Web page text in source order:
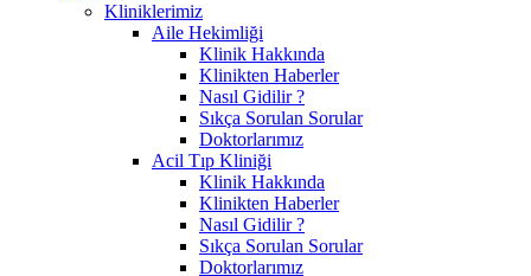
Kliniklerimiz
Aile Hekimliği
Klinik Hakkında
Klinikten Haberler
Nasıl Gidilir ?
Sıkça Sorulan Sorular
Doktorlarımız
Acil Tıp Kliniği
Klinik Hakkında
Klinikten Haberler
Nasıl Gidilir ?
Sıkça Sorulan Sorular
Doktorlarımız